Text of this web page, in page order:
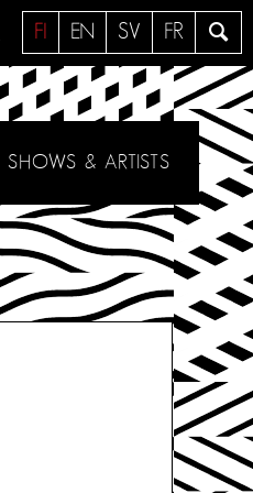
a
e
FI EN SV FR
SHOWS & ARTISTS